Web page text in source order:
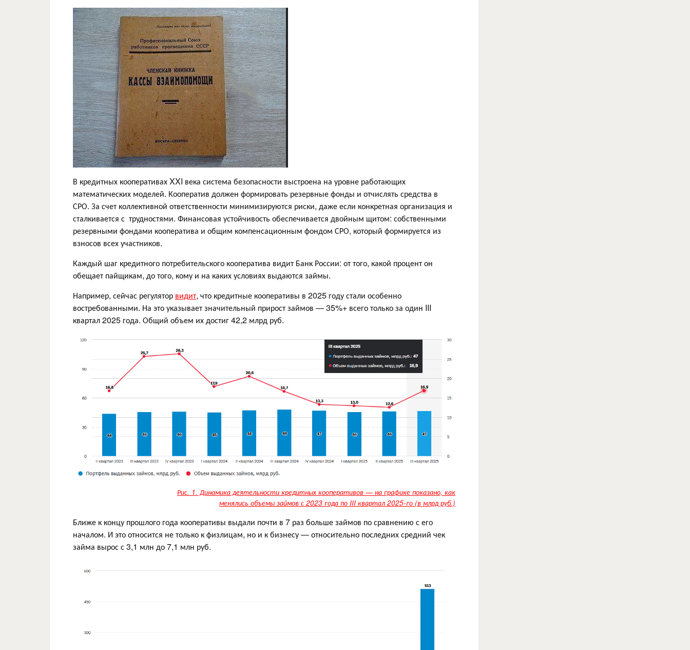
В кредитных кооперативах XXI века система безопасности выстроена на уровне работающих
математических моделей. Кооператив должен формировать резервные фонды и отчислять средства в
СРО. За счет коллективной ответственности минимизируются риски, даже если конкретная организация и
сталкивается с трудностями. Финансовая устойчивость обеспечивается двойным щитом: собственными
резервными фондами кооператива и общим компенсационным фондом СРО, который формируется из
взносов всех участников.
Каждый шаг кредитного потребительского кооператива видит Банк России: от того, какой процент он
обещает пайщикам, до того, кому и на каких условиях выдаются займы.
Например, сейчас регулятор видит, что кредитные кооперативы в 2025 году стали особенно
востребованными. На это указывает значительный прирост займов — 35%+ всего только за один III
квартал 2025 года. Общий объем их достиг 42,2 млрд руб.
Рис. 1. Динамика деятельности кредитных кооперативов — на графике показано, как
менялись объемы займов с 2023 года по III квартал 2025-го (в млрд руб.)
Ближе к концу прошлого года кооперативы выдали почти в 7 раз больше займов по сравнению с его
началом. И это относится не только к физлицам, но и к бизнесу — относительно последних средний чек
займа вырос с 3,1 млн до 7,1 млн руб.